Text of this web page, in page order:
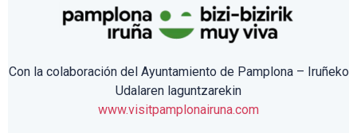
Con la colaboración del Ayuntamiento de Pamplona – Iruñeko
Udalaren laguntzarekin
www.visitpamplonairuna.com